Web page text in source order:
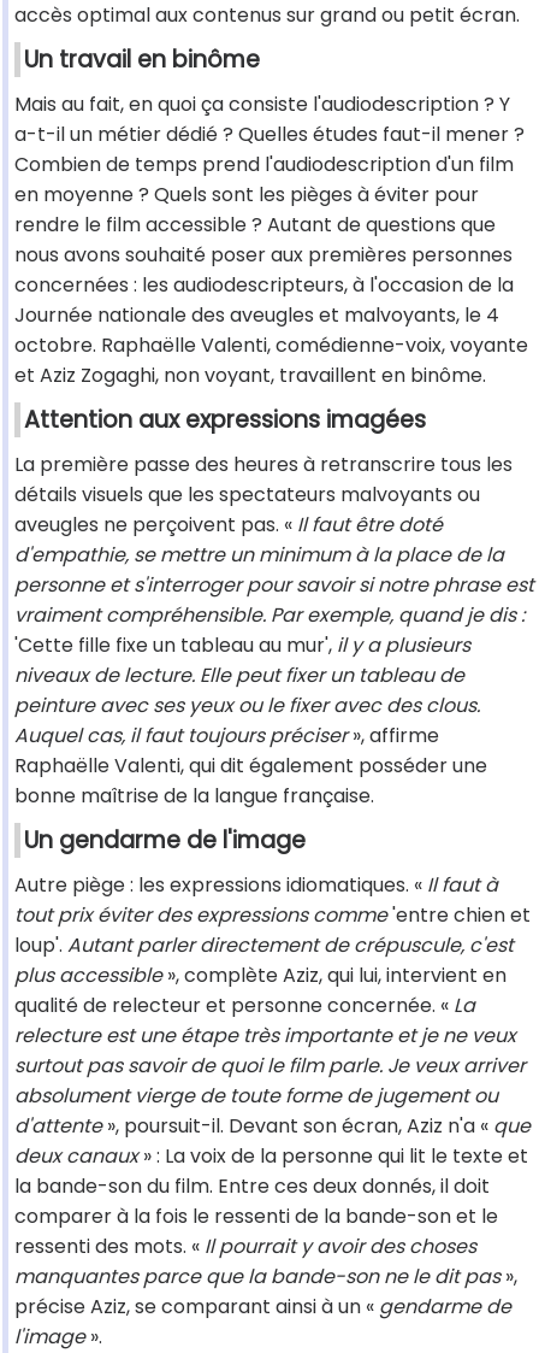
accès optimal aux contenus sur grand ou petit écran.
Un travail en binôme
Mais au fait, en quoi ça consiste l'audiodescription ? Y
a-t-il un métier dédié ? Quelles études faut-il mener ?
Combien de temps prend l'audiodescription d'un film
en moyenne ? Quels sont les pièges à éviter pour
rendre le film accessible ? Autant de questions que
nous avons souhaité poser aux premières personnes
concernées : les audiodescripteurs, à l'occasion de la
Journée nationale des aveugles et malvoyants, le 4
octobre. Raphaëlle Valenti, comédienne-voix, voyante
et Aziz Zogaghi, non voyant, travaillent en binôme.
Attention aux expressions imagées
La première passe des heures à retranscrire tous les
détails visuels que les spectateurs malvoyants ou
aveugles ne perçoivent pas. « Il faut être doté
d'empathie, se mettre un minimum à la place de la
personne et s'interroger pour savoir si notre phrase est
vraiment compréhensible. Par exemple, quand je dis :
'Cette fille fixe un tableau au mur', il y a plusieurs
niveaux de lecture. Elle peut fixer un tableau de
peinture avec ses yeux ou le fixer avec des clous.
Auquel cas, il faut toujours préciser», affirme
Raphaëlle Valenti, qui dit également posséder une
bonne maîtrise de la langue française.
Un gendarme de l'image
Autre piège : les expressions idiomatiques. « Il faut à
tout prix éviter des expressions comme'entre chien et
loup'. Autant parler directement de crépuscule, c'est
plus accessible», complète Aziz, qui lui, intervient en
qualité de relecteur et personne concernée. « La
relecture est une étape très importante et je ne veux
surtout pas savoir de quoi le film parle. Je veux arriver
absolument vierge de toute forme de jugement ou
d'attente», poursuit-il. Devant son écran, Aziz n'a « que
deux canaux» : La voix de la personne qui lit le texte et
la bande-son du film. Entre ces deux donnés, il doit
comparer à la fois le ressenti de la bande-son et le
ressenti des mots. « Il pourrait y avoir des choses
manquantes parce que la bande-son ne le dit pas»,
précise Aziz, se comparant ainsi à un « gendarme de
l'image».